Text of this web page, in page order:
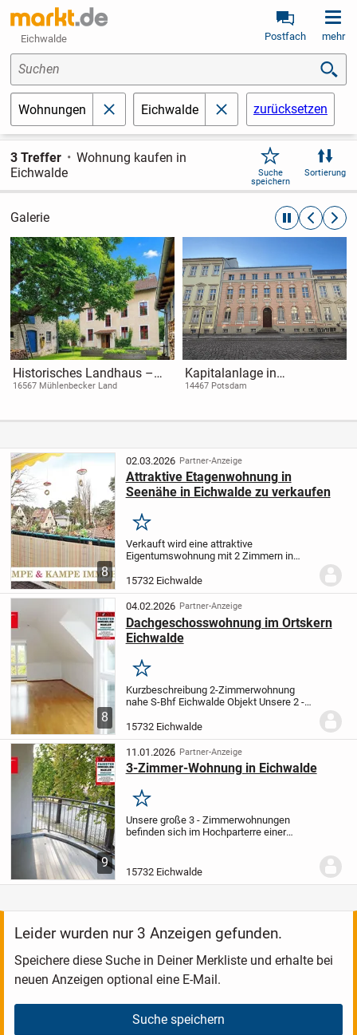
Eichwalde Postfach mehr
Suchen
Wohnungen schließenEichwalde schließenzurücksetzen
3 Treffer
Wohnung kaufen in
Eichwalde
Suche
speichern
Sortierung
Galerie automatische
Historisches Landhaus –
bezugsfreie Etagenlösung &
Hauscharakter | 500 m bis
16567 Mühlenbecker Land
Kapitalanlage in
historischer Lage von
14467 Potsdam
8
02.03.2026 Partner-Anzeige
Attraktive Etagenwohnung in
Seenähe in Eichwalde zu verkaufen
Merken
Verkauft wird eine attraktive
Eigentumswohnung mit 2 Zimmern in
Seenähe in Eichwalde. Im Jahr 1995
wurde die Wohnung im 1. Obergeschoss
in einem 3-geschossigen...
15732 Eichwalde
8
04.02.2026 Partner-Anzeige
Dachgeschosswohnung im Ortskern
Eichwalde
Merken
Kurzbeschreibung 2-Zimmerwohnung
nahe S-Bhf Eichwalde Objekt Unsere 2 -
Dachgeschoss einer modernen,1996
errichteten kleinen Wohnanlage auf
geräumigen Grundstück.Die...
15732 Eichwalde
9
11.01.2026 Partner-Anzeige
3-Zimmer-Wohnung in Eichwalde
Merken
Unsere große 3 - Zimmerwohnungen
befinden sich im Hochparterre einer
Immobilie befinden sich in einem guten
15732 Eichwalde
Leider wurden nur 3 Anzeigen gefunden.
Speichere diese Suche in Deiner Merkliste und erhalte bei
neuen Anzeigen optional eine E-Mail.
Suche speichern